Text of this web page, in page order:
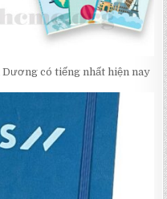
có tiếng nhất hiện nay